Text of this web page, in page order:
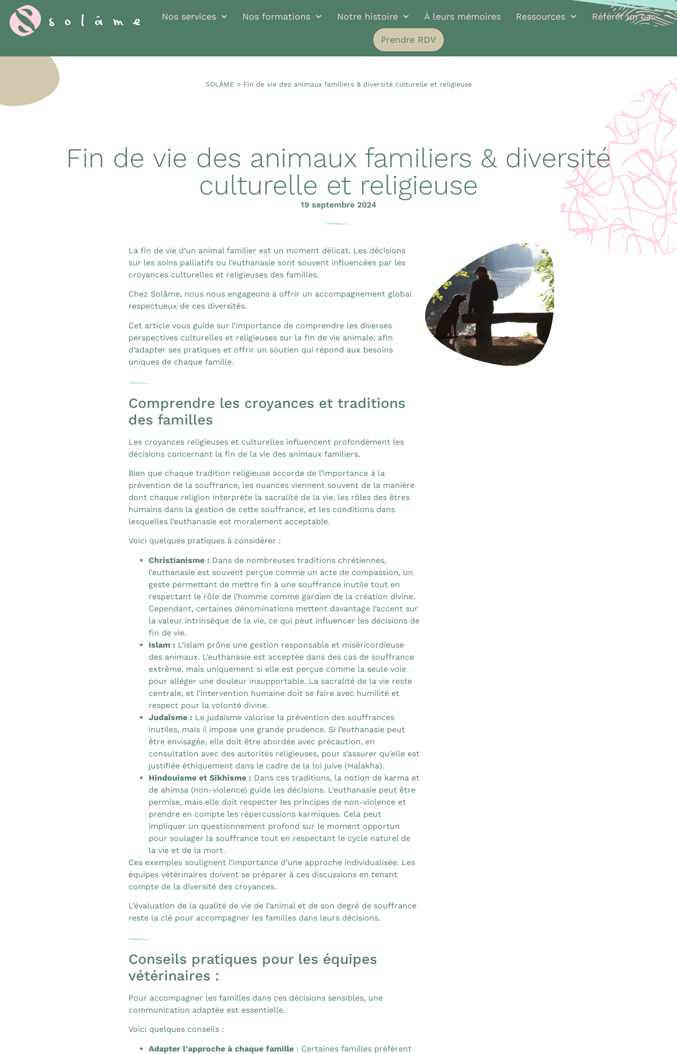
Nos services Nos formations Notre histoire À leurs mémoires Ressources Référer un cas
Prendre RDV
SOLÂME > Fin de vie des animaux familiers & diversité culturelle et religieuse
Fin de vie des animaux familiers & diversité
culturelle et religieuse
19 septembre 2024
La fin de vie d’un animal familier est un moment délicat. Les décisions
sur les soins palliatifs ou l’euthanasie sont souvent influencées par les
croyances culturelles et religieuses des familles.
Chez Solâme, nous nous engageons à offrir un accompagnement global
respectueux de ces diversités.
Cet article vous guide sur l’importance de comprendre les diverses
perspectives culturelles et religieuses sur la fin de vie animale, afin
d’adapter ses pratiques et offrir un soutien qui répond aux besoins
uniques de chaque famille.
Comprendre les croyances et traditions
des familles
Les croyances religieuses et culturelles influencent profondément les
décisions concernant la fin de la vie des animaux familiers.
Bien que chaque tradition religieuse accorde de l’importance à la
prévention de la souffrance, les nuances viennent souvent de la manière
dont chaque religion interprète la sacralité de la vie, les rôles des êtres
humains dans la gestion de cette souffrance, et les conditions dans
lesquelles l’euthanasie est moralement acceptable.
Voici quelques pratiques à considérer :
Christianisme : Dans de nombreuses traditions chrétiennes,
l’euthanasie est souvent perçue comme un acte de compassion, un
geste permettant de mettre fin à une souffrance inutile tout en
respectant le rôle de l’homme comme gardien de la création divine.
Cependant, certaines dénominations mettent davantage l’accent sur
la valeur intrinsèque de la vie, ce qui peut influencer les décisions de
fin de vie.
Islam : L’islam prône une gestion responsable et miséricordieuse
des animaux. L’euthanasie est acceptée dans des cas de souffrance
extrême, mais uniquement si elle est perçue comme la seule voie
pour alléger une douleur insupportable. La sacralité de la vie reste
centrale, et l’intervention humaine doit se faire avec humilité et
respect pour la volonté divine.
Judaïsme : Le judaïsme valorise la prévention des souffrances
inutiles, mais il impose une grande prudence. Si l’euthanasie peut
être envisagée, elle doit être abordée avec précaution, en
consultation avec des autorités religieuses, pour s’assurer qu’elle est
justifiée éthiquement dans le cadre de la loi juive (Halakha).
Hindouisme et Sikhisme : Dans ces traditions, la notion de karma et
de ahimsa (non-violence) guide les décisions. L’euthanasie peut être
permise, mais elle doit respecter les principes de non-violence et
prendre en compte les répercussions karmiques. Cela peut
impliquer un questionnement profond sur le moment opportun
pour soulager la souffrance tout en respectant le cycle naturel de
la vie et de la mort.
Ces exemples soulignent l’importance d’une approche individualisée. Les
équipes vétérinaires doivent se préparer à ces discussions en tenant
compte de la diversité des croyances.
L’évaluation de la qualité de vie de l’animal et de son degré de souffrance
reste la clé pour accompagner les familles dans leurs décisions.
Conseils pratiques pour les équipes
vétérinaires :
Pour accompagner les familles dans ces décisions sensibles, une
communication adaptée est essentielle.
Voici quelques conseils :
Adapter l’approche à chaque famille: Certaines familles préfèrent
Cookies management panel